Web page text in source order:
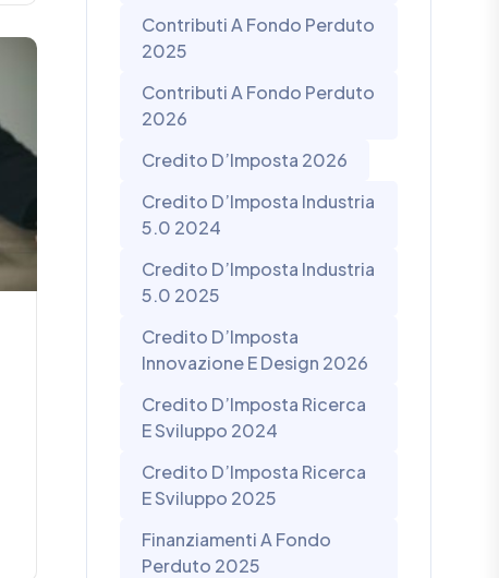
Contributi A Fondo Perduto
2025
Contributi A Fondo Perduto
2026
Credito D’Imposta 2026
Credito D’Imposta Industria
5.0 2024
Credito D’Imposta Industria
5.0 2025
Credito D’Imposta
Innovazione E Design 2026
Credito D’Imposta Ricerca
E Sviluppo 2024
Credito D’Imposta Ricerca
E Sviluppo 2025
Finanziamenti A Fondo
Perduto 2025